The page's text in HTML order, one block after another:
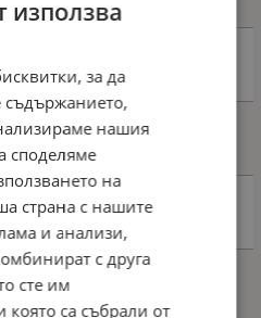
използва
за да
съдържанието,
нашия
споделяме
на
страна с нашите
и анализи,
с друга
сте им
която са събрали от